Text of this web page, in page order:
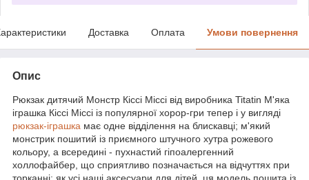
Доставка Оплата Умови повернення
Опис
Рюкзак дитячий Монстр Кіссі Міссі від виробника Titatin М'яка
іграшка Кіссі Міссі із популярної хорор-гри тепер і у вигляді
рюкзак-іграшка має одне відділення на блискавці; м'який
монстрик пошитий із приємного штучного хутра рожевого
кольору, а всередині - пухнастий гіпоалергенний
холлофайбер, що сприятливо позначається на відчуттях при
торканні; як усі наші аксесуари для дітей, ця модель пошита із